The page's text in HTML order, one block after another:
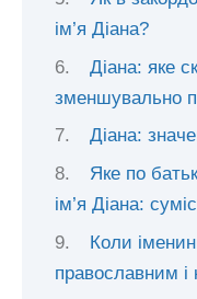
ім’я Діана?
Діана: яке
зменшувально
Діана:
Яке по
ім’я Діана:
Коли
православним